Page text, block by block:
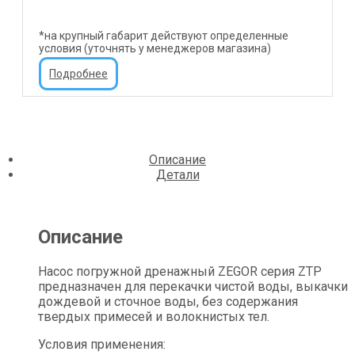
*на крупный габарит действуют определенные
условия (уточнять у менеджеров магазина)
Подробнее
Описание
Детали
Описание
Насос погружной дренажный ZEGOR серия ZTP
предназначен для перекачки чистой воды, выкачки
дождевой и сточное воды, без содержания
твердых примесей и волокнистых тел.
Условия применения: